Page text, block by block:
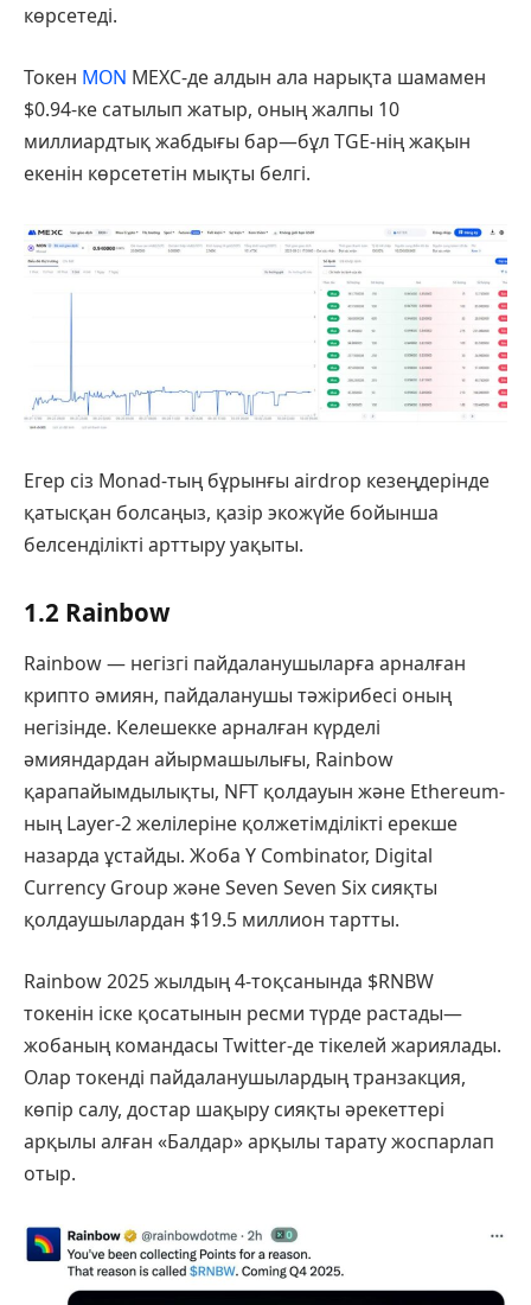
көрсетеді.
Токен MON MEXC-де алдын ала нарықта шамамен
$0.94-ке сатылып жатыр, оның жалпы 10
миллиардтық жабдығы бар—бұл TGE-нің жақын
екенін көрсететін мықты белгі.
Егер сіз Monad-тың бұрынғы аirdrop кезеңдерінде
қатысқан болсаңыз, қазір экожүйе бойынша
белсенділікті арттыру уақыты.
1.2 Rainbow
Rainbow — негізгі пайдаланушыларға арналған
крипто әмиян, пайдаланушы тәжірибесі оның
негізінде. Келешекке арналған күрделі
әмияндардан айырмашылығы, Rainbow
қарапайымдылықты, NFT қолдауын және Ethereum-
ның Layer-2 желілеріне қолжетімділікті ерекше
назарда ұстайды. Жоба Y Combinator, Digital
Currency Group және Seven Seven Six сияқты
қолдаушылардан $19.5 миллион тартты.
Rainbow 2025 жылдың 4-тоқсанында $RNBW
токенін іске қосатынын ресми түрде растады—
жобаның командасы Twitter-де тікелей жариялады.
Олар токенді пайдаланушылардың транзакция,
көпір салу, достар шақыру сияқты әрекеттері
арқылы алған «Балдар» арқылы тарату жоспарлап
отыр.